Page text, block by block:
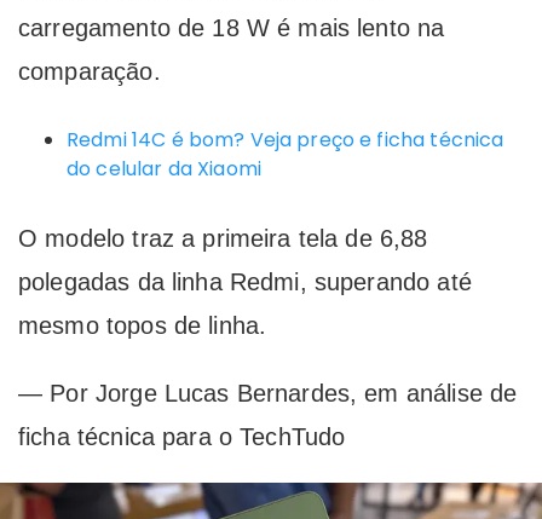
carregamento de 18 W é mais lento na
comparação.
Redmi 14C é bom? Veja preço e ficha técnica
do celular da Xiaomi
O modelo traz a primeira tela de 6,88
polegadas da linha Redmi, superando até
mesmo topos de linha.
— Por Jorge Lucas Bernardes, em análise de
ficha técnica para o TechTudo